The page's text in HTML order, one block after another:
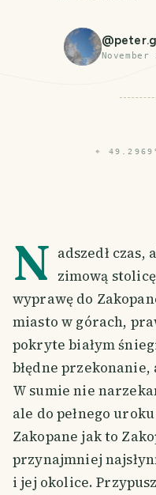
@
November
⌖
N adszedł
zimową
wyprawę do
miasto w górach,
pokryte białym
błędne
W sumie nie
ale do pełnego
Zakopane jak to
przynajmniej
i jej okolice.